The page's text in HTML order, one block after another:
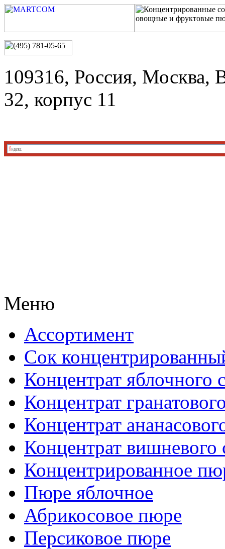
109316, Россия, Москва,
32, корпус 11
Меню
Ассортимент
Сок
Концентрат яблочного
Концентрат
Концентрат
Концентрат вишневого
Концентрированное
Пюре яблочное
Абрикосовое пюре
Персиковое пюре